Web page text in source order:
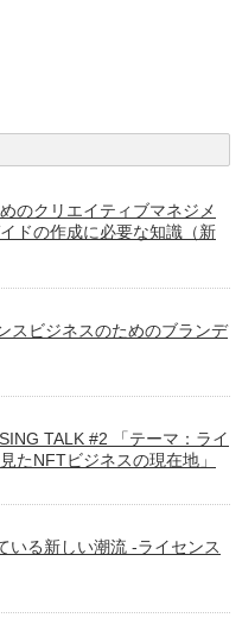
のクリエイティブマネジメ
ドの作成に必要な知識（新
スビジネスのためのブランデ
TALK #2 「テーマ：ライ
たNFTビジネスの現在地」
いる新しい潮流 -ライセンス